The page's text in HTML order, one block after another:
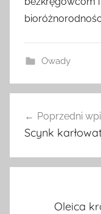
Owady
wpisu
Poprzedni
Scynk
Oleica